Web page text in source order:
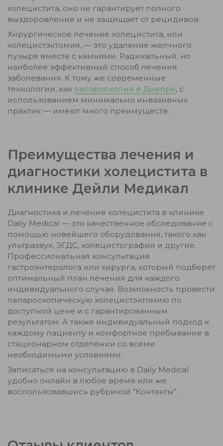
холецистита, оно не гарантирует полного
выздоровления и не защищает от рецидивов.
Хирургическое лечение холецистита, или
холецистэктомия, — это удаление желчного
пузыря вместе с камнями. Радикальный, но
наиболее эффективный способ лечения
заболевания. К тому же современные
технологии, как лапароскопия в Днепре, с
использованием минимально инвазивных
практик — имеют много преимуществ.
Преимущества лечения и
диагностики холецистита в
клинике Дейли Медикал
Диагностика и лечение холецистита в клинике
Daily Medical — это качественное обследование с
помощью новейшего оборудования, такого как
ультразвук, ЭГДС, холецистография и другие.
Профессиональная консультация
гастроэнтеролога или хирурга, который подберет
оптимальный план лечения для каждого
индивидуального случая. Возможность провести
лапароскопическую холецистэктомию по
доступной цене и с гарантированным
результатом. А также индивидуальный подход к
каждому пациенту и комфортное пребывание в
стационарном отделении со всеми
необходимыми условиями.
Записаться на консультацию в Daily Medical
удобно онлайн в любое время или же
воспользовавшись рубрикой “Контакты”.